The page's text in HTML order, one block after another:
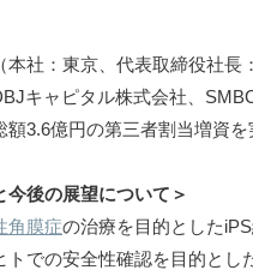
社：東京、代表取締役社
キャピタル株式会社、
3.6億円の第三者割当増資
今後の展望について＞
角膜症の治療を目的とした
トでの安全性確認を目的と